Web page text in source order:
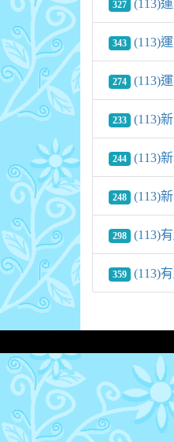
327 (113)
343 (113)
274 (113)
233 (113)
244 (113)
248 (113)
298 (113)
359 (113)